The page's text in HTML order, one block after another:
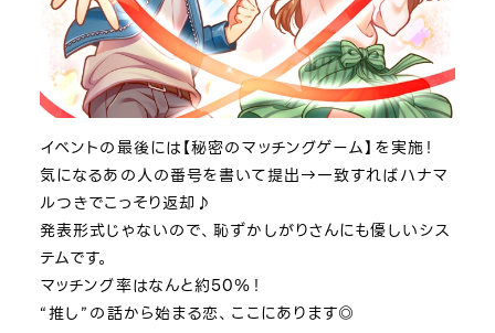
イベントの最後には【秘密のマッチングゲーム】を実施！
気になるあの人の番号を書いて提出→一致すればハナマ
ルつきでこっそり返却♪
発表形式じゃないので、恥ずかしがりさんにも優しいシス
テムです。
マッチング率はなんと約50％！
“推し”の話から始まる恋、ここにあります◎